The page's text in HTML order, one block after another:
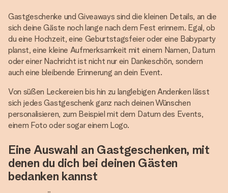
Gastgeschenke und Giveaways sind die kleinen Details, an die
sich deine Gäste noch lange nach dem Fest erinnern. Egal, ob
du eine Hochzeit, eine Geburtstagsfeier oder eine Babyparty
planst, eine kleine Aufmerksamkeit mit einem Namen, Datum
oder einer Nachricht ist nicht nur ein Dankeschön, sondern
auch eine bleibende Erinnerung an dein Event.
Von süßen Leckereien bis hin zu langlebigen Andenken lässt
sich jedes Gastgeschenk ganz nach deinen Wünschen
personalisieren, zum Beispiel mit dem Datum des Events,
einem Foto oder sogar einem Logo.
Eine Auswahl an Gastgeschenken, mit
denen du dich bei deinen Gästen
bedanken kannst